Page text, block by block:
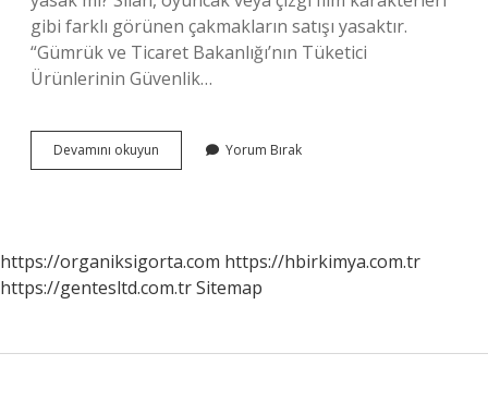
gibi farklı görünen çakmakların satışı yasaktır.
“Gümrük ve Ticaret Bakanlığı’nın Tüketici
Ürünlerinin Güvenlik…
Devamını okuyun
Kaç
Yorum Bırak
https://organiksigorta.com https://hbirkimya.com.tr
https://gentesltd.com.trSitemap